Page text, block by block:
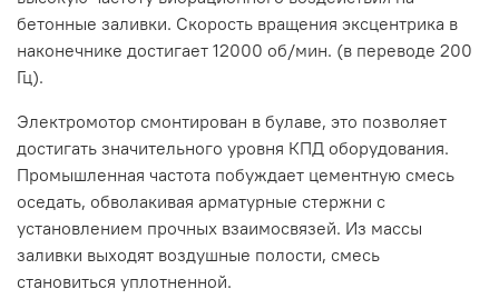
бетонные заливки. Скорость вращения эксцентрика в
наконечнике достигает 12000 об/мин. (в переводе 200
Гц).
Электромотор смонтирован в булаве, это позволяет
достигать значительного уровня КПД оборудования.
Промышленная частота побуждает цементную смесь
оседать, обволакивая арматурные стержни с
установлением прочных взаимосвязей. Из массы
заливки выходят воздушные полости, смесь
становиться уплотненной.